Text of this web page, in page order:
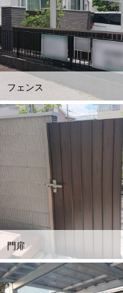
フェンス
門扉